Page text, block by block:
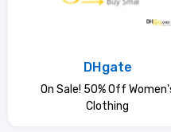
DHgate
On Sale! 50% Off
Clothing